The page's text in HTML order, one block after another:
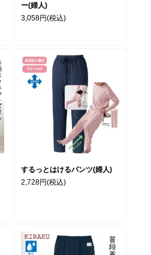
ー(婦人)
3,058円(税込)
するっとはけるパンツ(婦人)
2,728円(税込)